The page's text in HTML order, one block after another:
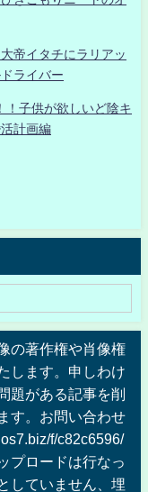
帝イタチにラリアッ
ライバー
！子供が欲しいど陰キ
計画編
の著作権や肖像権
します。申しわけ
題がある記事を削
す。お問い合わせ
f/c82c6596/
プロードは行なっ
していません、埋